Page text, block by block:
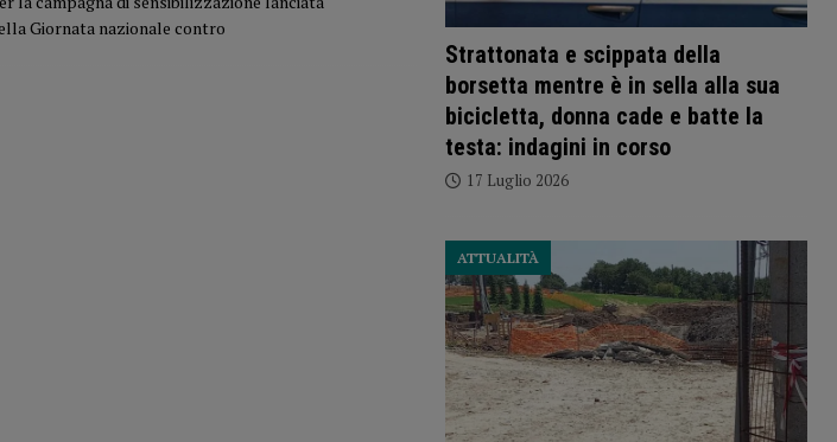
Giornata nazionale contro
Strattonata e scippata della
borsetta mentre è in sella alla sua
bicicletta, donna cade e batte la
testa: indagini in corso
17 Luglio 2026
ATTUALITÀ